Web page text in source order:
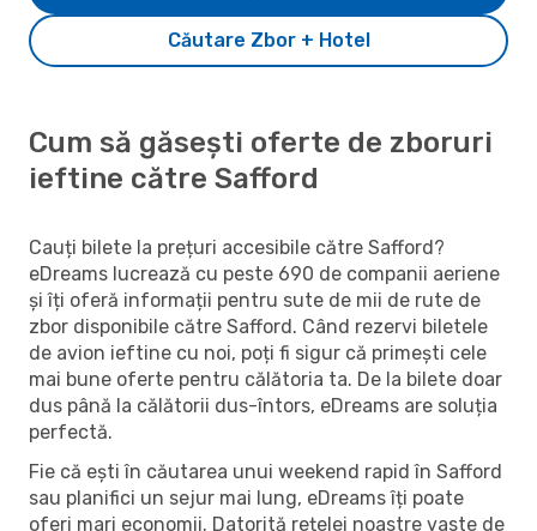
Căutare Zbor + Hotel
Cum să găsești oferte de zboruri
ieftine către Safford
Cauți bilete la prețuri accesibile către Safford?
eDreams lucrează cu peste 690 de companii aeriene
și îți oferă informații pentru sute de mii de rute de
zbor disponibile către Safford. Când rezervi biletele
de avion ieftine cu noi, poți fi sigur că primești cele
mai bune oferte pentru călătoria ta. De la bilete doar
dus până la călătorii dus-întors, eDreams are soluția
perfectă.
Fie că ești în căutarea unui weekend rapid în Safford
sau planifici un sejur mai lung, eDreams îți poate
oferi mari economii. Datorită rețelei noastre vaste de